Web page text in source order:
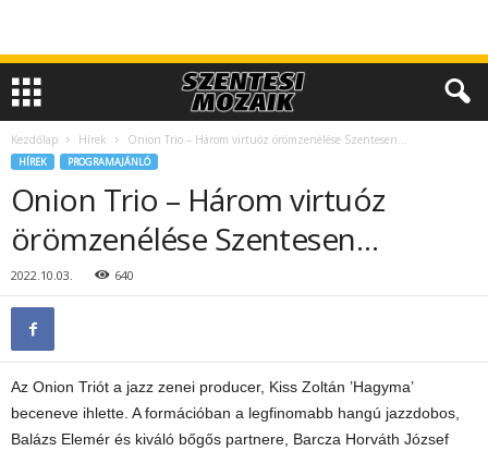
Kezdőlap Hírek Onion Trio – Három virtuóz örömzenélése Szentesen…
HÍREK PROGRAMAJÁNLÓ
Onion Trio – Három virtuóz
örömzenélése Szentesen…
2022.10.03. 640
Az Onion Triót a jazz zenei producer, Kiss Zoltán ’Hagyma’
beceneve ihlette. A formációban a legfinomabb hangú jazzdobos,
Balázs Elemér és kiváló bőgős partnere, Barcza Horváth József